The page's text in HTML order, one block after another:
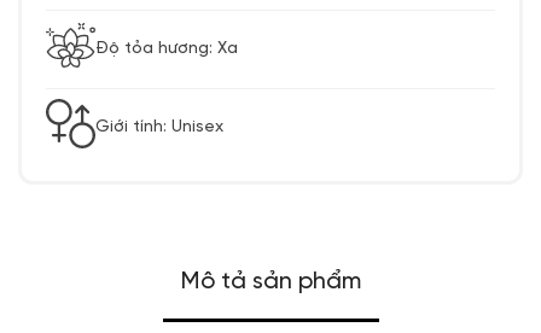
Độ tỏa hương: Xa
Giới tính: Unisex
Mô tả sản phẩm